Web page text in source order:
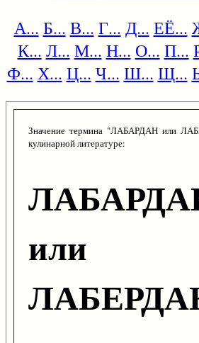
А... Б... В... Г... Д... ЕЁ...
К... Л... М... Н... О... П...
Ф... Х... Ц... Ч... Ш... Щ...
Значение термина "ЛАБАРДАН или
кулинарной литературе:
или